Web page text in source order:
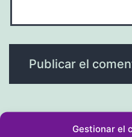
Gestionar el